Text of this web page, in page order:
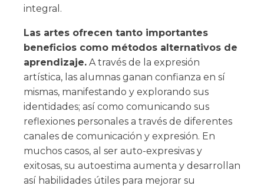
integral.
Las artes ofrecen tanto importantes
beneficios como métodos alternativos de
aprendizaje. A través de la expresión
artística, las alumnas ganan confianza en sí
mismas, manifestando y explorando sus
identidades; así como comunicando sus
reflexiones personales a través de diferentes
canales de comunicación y expresión. En
muchos casos, al ser auto-expresivas y
exitosas, su autoestima aumenta y desarrollan
así habilidades útiles para mejorar su